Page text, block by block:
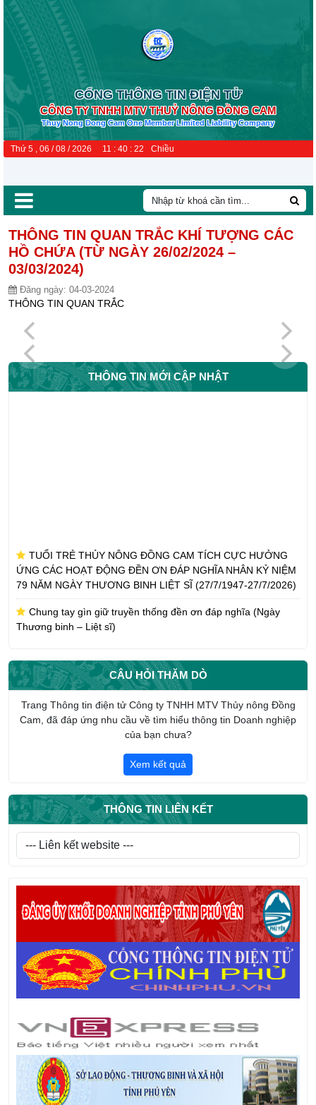
CỔNG THÔNG TIN ĐIỆN TỬ
CÔNG TY TNHH MTV THUỶ NÔNG ĐỒNG CAM
Thuy Nong Dong Cam One Member Limited Liability Company
Thứ 5 , 06 / 08 / 2026 11 : 40 : 22 Chiều
THÔNG TIN QUAN TRẮC KHÍ TƯỢNG CÁC
HỒ CHỨA (TỪ NGÀY 26/02/2024 –
03/03/2024)
Đăng ngày: 04-03-2024
THÔNG TIN QUAN TRẮC
THÔNG TIN MỚI CẬP NHẬT
TUỔI TRẺ THỦY NÔNG ĐỒNG CAM TÍCH CỰC HƯỞNG
ỨNG CÁC HOẠT ĐỘNG ĐỀN ƠN ĐÁP NGHĨA NHÂN KỶ NIỆM
79 NĂM NGÀY THƯƠNG BINH LIỆT SĨ (27/7/1947-27/7/2026)
Thương binh – Liệt sĩ)
PHỤNG DƯỠNG SUỐT ĐỜI MẸ VIỆT NAM ANH HÙNG TRẦN
THỊ AN
CHI ĐOÀN CÔNG TY TNHH MTV THỦY NÔNG ĐỒNG CAM
HƯỞNG ỨNG THÁNG CÔNG NHÂN NĂM 2026
CÂU HỎI THĂM DÒ
Trang Thông tin điện tử Công ty TNHH MTV Thủy nông Đồng
Cam, đã đáp ứng nhu cầu về tìm hiểu thông tin Doanh nghiệp
của bạn chưa?
Xem kết quả
THÔNG TIN LIÊN KẾT